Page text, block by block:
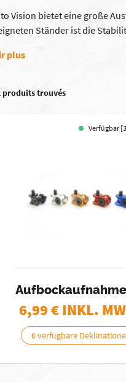
Vision bietet eine große
Ständer ist die
plus
produits trouvés
Verfügbar
6,99 € INKL.
6 verfügbare